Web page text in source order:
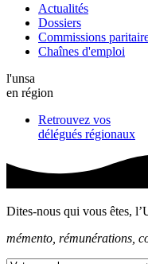
Actualités
Dossiers
Commissions
Chaînes d'emploi
l'unsa
en région
Retrouvez vos
délégués régionaux
Dites-nous qui vous êtes,
mémento, rémunérations,